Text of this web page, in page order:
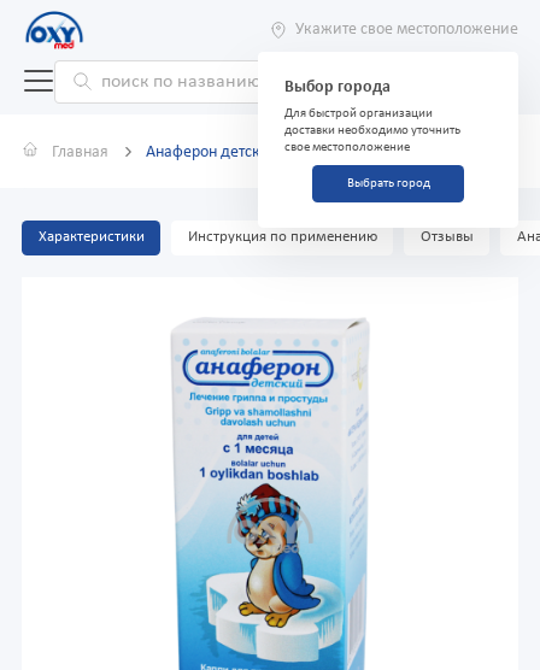
Укажите свое местоположение
Выбор города
Для быстрой организации
доставки необходимо уточнить
свое местоположение
Выбрать город
Главная Анаферон детский 25мл капли
Характеристики Инструкция по применению Отзывы